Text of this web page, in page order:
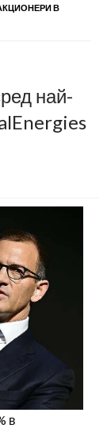
В
най-
в